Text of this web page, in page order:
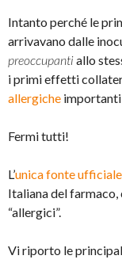
Intanto perché le
arrivavano dalle
preoccupantiallo
i primi effetti
allergiche importanti
Fermi tutti!
L’unica fonte ufficiale
Italiana del
“allergici”.
Vi riporto le